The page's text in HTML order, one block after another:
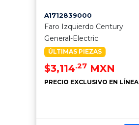
A1712839000
Faro Izquierdo Century
General-Electric
ÚLTIMAS PIEZAS
$3,114.27 MXN
PRECIO EXCLUSIVO EN LÍNEA